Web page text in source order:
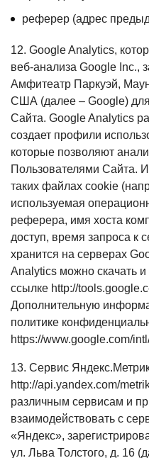
реферер (адрес
12. Google Analytics,
веб-анализа Google Inc.,
Амфитеатр Паркуэй,
США (далее – Google)
Сайта. Google Analytics
создает профили
которые позволяют
Пользователями Сайта.
таких файлах cookie
используемая
реферера, имя хоста
доступ, время запроса к
хранится на серверах
Analytics можно скачать и
ссылке http://
Дополнительную
политике
https://www.google.com/
13. Сервис
http://api.yandex.com/
различным сервисам и
взаимодействовать с
«Яндекс»,
ул. Льва Толстого, д. 16